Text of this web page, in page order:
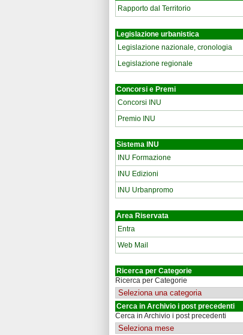
Rapporto dal Territorio
Legislazione urbanistica
Legislazione nazionale, cronologia
Legislazione regionale
Concorsi e Premi
Concorsi INU
Premio INU
Sistema INU
INU Formazione
INU Edizioni
INU Urbanpromo
Area Riservata
Entra
Web Mail
Ricerca per Categorie
Ricerca per Categorie
Cerca in Archivio i post precedenti
Cerca in Archivio i post precedenti